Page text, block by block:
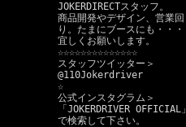
JOKERDIRECTスタッフ。
商品開発やデザイン、営業回
り。たまにブースにも・・・
宜しくお願いします。
☆☆☆☆☆☆☆☆☆☆☆☆☆☆
スタッフツイッター＞
@110Jokerdriver
☆
公式インスタグラム＞
「JOKERDRIVER OFFICIAL」
で検索して下さい。